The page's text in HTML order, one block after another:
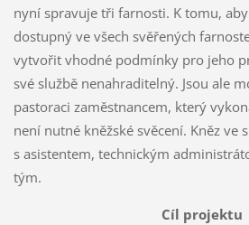
nyní spravuje tři farnosti. K tomu,
dostupný ve všech svěřených
vytvořit vhodné podmínky pro jeho
své službě nenahraditelný. Jsou ale
pastoraci zaměstnancem, který
není nutné kněžské svěcení. Kněz ve
s asistentem, technickým
tým.
Cíl projektu